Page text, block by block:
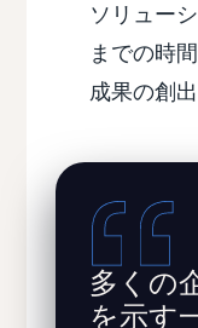
ソリュー
までの時
成果の創
多くの
を示す